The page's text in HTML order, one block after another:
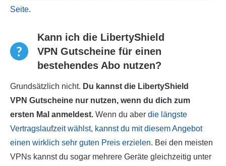
Seite.
Kann ich die LibertyShield
VPN Gutscheine für einen
bestehendes Abo nutzen?
Grundsätzlich nicht. Du kannst die LibertyShield
VPN Gutscheine nur nutzen, wenn du dich zum
ersten Mal anmeldest. Wenn du aber die längste
Vertragslaufzeit wählst, kannst du mit diesem Angebot
einen wirklich sehr guten Preis erzielen. Bei den meisten
VPNs kannst du sogar mehrere Geräte gleichzeitig unter